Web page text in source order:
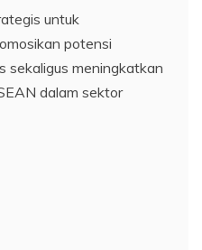
untuk
potensi
sekaligus meningkatkan
dalam sektor